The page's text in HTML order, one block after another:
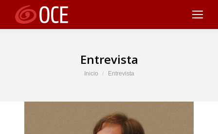
Entrevista
Estás aquí:
Inicio Entrevista